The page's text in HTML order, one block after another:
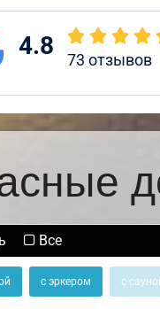
4.8 73 отзывов
Все
с эркером с